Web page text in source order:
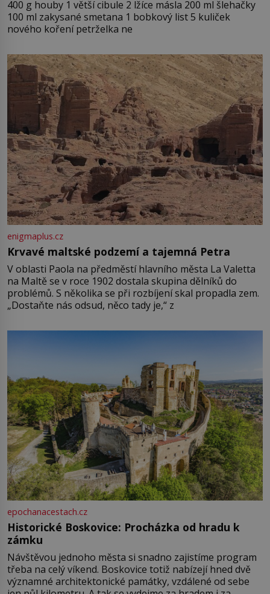
400 g houby 1 větší cibule 2 lžíce másla 200 ml šlehačky
100 ml zakysané smetana 1 bobkový list 5 kuliček
nového koření petrželka ne
enigmaplus.cz
Krvavé maltské podzemí a tajemná Petra
V oblasti Paola na předměstí hlavního města La Valetta
na Maltě se v roce 1902 dostala skupina dělníků do
problémů. S několika se při rozbíjení skal propadla zem.
„Dostaňte nás odsud, něco tady je,“ z
epochanacestach.cz
Historické Boskovice: Procházka od hradu k
zámku
Návštěvou jednoho města si snadno zajistíme program
třeba na celý víkend. Boskovice totiž nabízejí hned dvě
významné architektonické památky, vzdálené od sebe